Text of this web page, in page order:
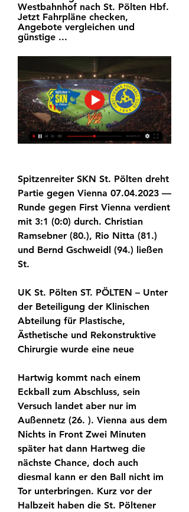
Westbahnhof nach St. Pölten Hbf.
Jetzt Fahrpläne checken,
Angebote vergleichen und
günstige ...
Spitzenreiter SKN St. Pölten dreht
Partie gegen Vienna 07.04.2023 —
Runde gegen First Vienna verdient
mit 3:1 (0:0) durch. Christian
Ramsebner (80.), Rio Nitta (81.)
und Bernd Gschweidl (94.) ließen
St.
UK St. Pölten ST. PÖLTEN – Unter
der Beteiligung der Klinischen
Abteilung für Plastische,
Ästhetische und Rekonstruktive
Chirurgie wurde eine neue
Hartwig kommt nach einem
Eckball zum Abschluss, sein
Versuch landet aber nur im
Außennetz (26. ). Vienna aus dem
Nichts in Front Zwei Minuten
später hat dann Hartweg die
nächste Chance, doch auch
diesmal kann er den Ball nicht im
Tor unterbringen. Kurz vor der
Halbzeit haben die St. Pöltener